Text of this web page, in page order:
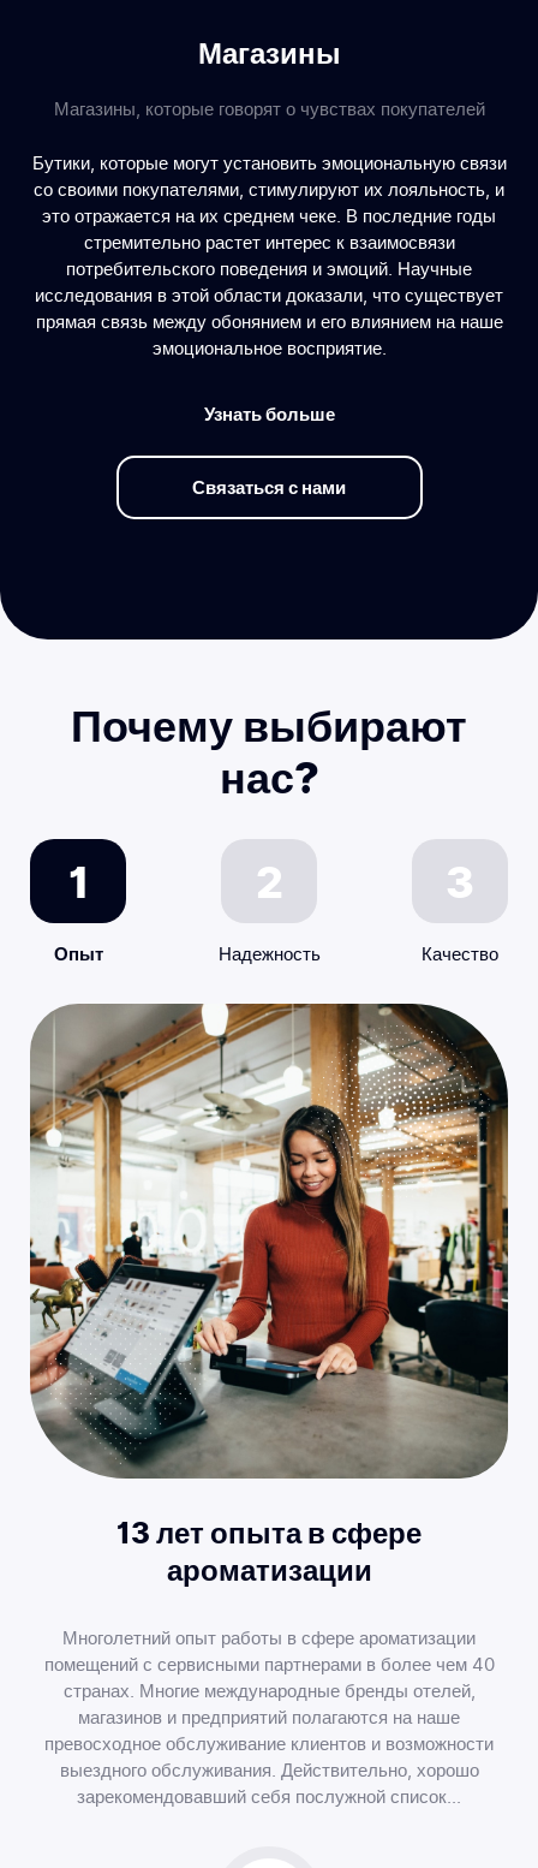
Магазины
Магазины, которые говорят о чувствах покупателей
Бутики, которые могут установить эмоциональную связи
со своими покупателями, стимулируют их лояльность, и
это отражается на их среднем чеке. В последние годы
стремительно растет интерес к взаимосвязи
потребительского поведения и эмоций. Научные
исследования в этой области доказали, что существует
прямая связь между обонянием и его влиянием на наше
эмоциональное восприятие.
Узнать больше
Связаться с нами
Почему выбирают
нас?
Опыт Надежность Качество
13 лет опыта в сфере
ароматизации
Многолетний опыт работы в сфере ароматизации
помещений с сервисными партнерами в более чем 40
странах. Многие международные бренды отелей,
магазинов и предприятий полагаются на наше
превосходное обслуживание клиентов и возможности
выездного обслуживания. Действительно, хорошо
зарекомендовавший себя послужной список...